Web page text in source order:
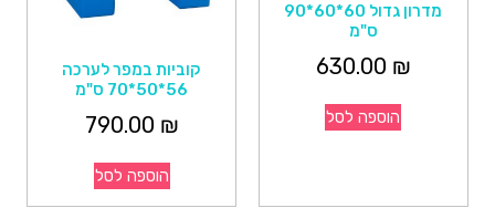
מדרון גדול 60*60*90
ס"מ
630.00 ₪
הוספה לסל
קוביות במפר לערכה
56*50*70 ס"מ
790.00 ₪
הוספה לסל